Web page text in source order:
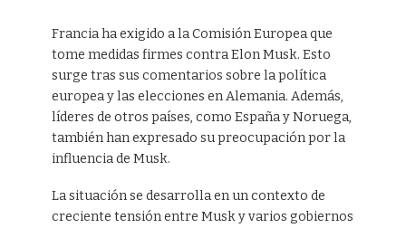
Francia ha exigido a la Comisión Europea que
tome medidas firmes contra Elon Musk. Esto
surge tras sus comentarios sobre la política
europea y las elecciones en Alemania. Además,
líderes de otros países, como España y Noruega,
también han expresado su preocupación por la
influencia de Musk.
La situación se desarrolla en un contexto de
creciente tensión entre Musk y varios gobiernos